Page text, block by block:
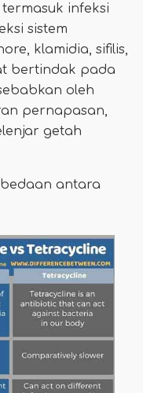
infeksi
sistem
klamidia, sifilis,
bertindak pada
oleh
pernapasan,
getah
antara